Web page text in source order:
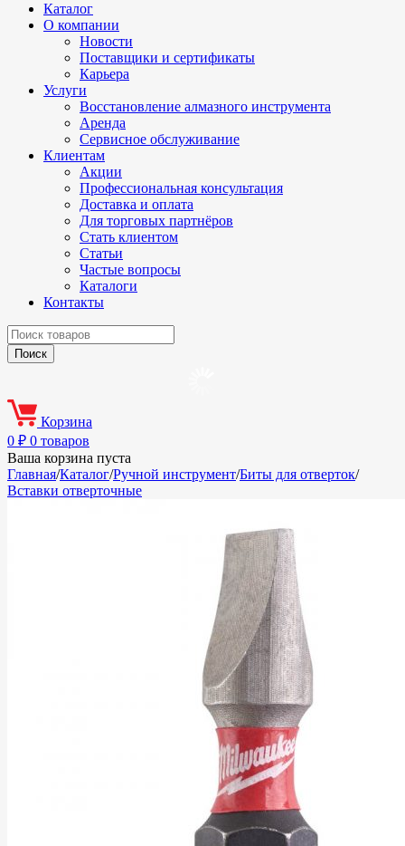
Каталог
О компании
Новости
Поставщики и сертификаты
Карьера
Услуги
Восстановление алмазного инструмента
Аренда
Сервисное обслуживание
Клиентам
Акции
Профессиональная консультация
Доставка и оплата
Для торговых партнёров
Стать клиентом
Статьи
Частые вопросы
Каталоги
Контакты
Корзина
0 ₽ 0 товаров
Ваша корзина пуста
Главная/Каталог/Ручной инструмент/Биты для отверток/
Вставки отверточные